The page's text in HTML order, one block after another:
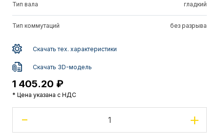
Тип вала гладкий
Тип коммутаций без разрыва
Скачать тех. характеристики
Скачать 3D-модель
1 405.20 ₽
* Цена указана с НДС
- +